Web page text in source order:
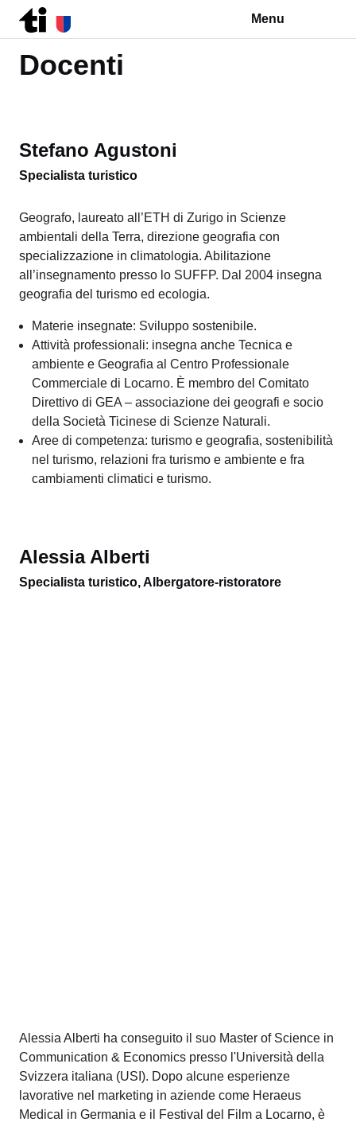
Menu
Torna a La scuola
Stefano Agustoni
Specialista turistico
Geografo, laureato all’ETH di Zurigo in Scienze
ambientali della Terra, direzione geografia con
specializzazione in climatologia. Abilitazione
geografia del turismo ed ecologia.
Materie insegnate: Sviluppo sostenibile.
Attività professionali: insegna anche Tecnica e
ambiente e Geografia al Centro Professionale
Commerciale di Locarno. È membro del Comitato
Direttivo di GEA – associazione dei geografi e socio
della Società Ticinese di Scienze Naturali.
Aree di competenza: turismo e geografia, sostenibilità
Alessia Alberti
Alessia Alberti ha conseguito il suo Master of Science in
Communication & Economics presso l'Università della
Svizzera italiana (USI). Dopo alcune esperienze